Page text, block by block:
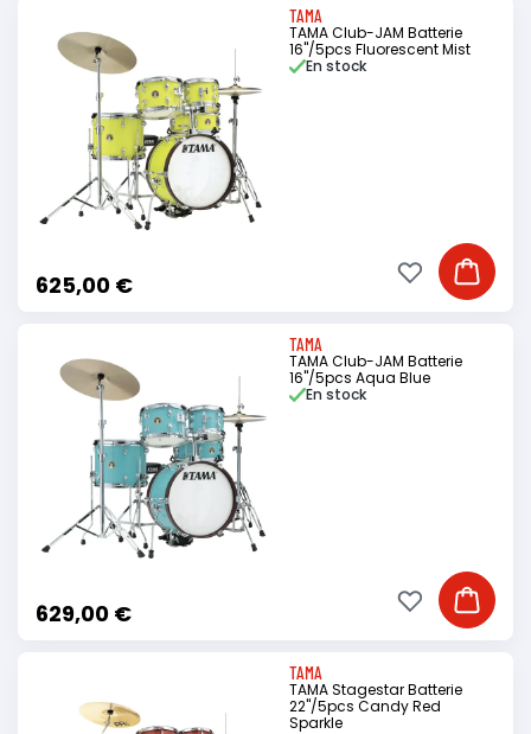
TAMA
TAMA Club-JAM Batterie
16"/5pcs Fluorescent Mist
625,00 €
En stock
Ajouter
Ajouter à ma
TAMA
TAMA Club-JAM Batterie
16"/5pcs Aqua Blue
629,00 €
En stock
Ajouter
Ajouter à ma
TAMA
TAMA Stagestar Batterie
22"/5pcs Candy Red
Sparkle